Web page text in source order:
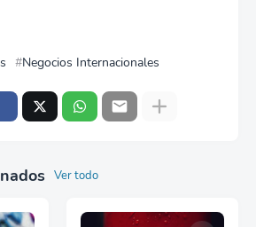
Negocios Internacionales
Ver todo